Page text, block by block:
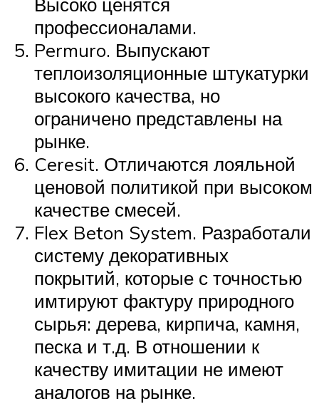
профессионалами.
Permuro. Выпускают
теплоизоляционные штукатурки
высокого качества, но
ограничено представлены на
рынке.
Ceresit. Отличаются лояльной
ценовой политикой при высоком
качестве смесей.
Flex Beton System. Разработали
систему декоративных
покрытий, которые с точностью
имтируют фактуру природного
сырья: дерева, кирпича, камня,
песка и т.д. В отношении к
качеству имитации не имеют
аналогов на рынке.